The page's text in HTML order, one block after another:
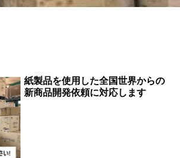
紙製品を使用した全国世界からの
新商品開発依頼に対応します